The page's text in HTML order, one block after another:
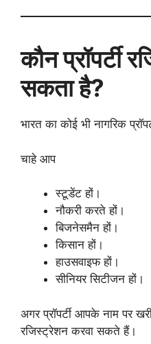
कौन प्रॉपर्टी
सकता है?
भारत का कोई भी नागरिक
चाहे आप
स्टूडेंट हों।
नौकरी करते हों।
बिजनेसमैन हों।
किसान हों।
हाउसवाइफ हों।
सीनियर सिटीजन हों।
अगर प्रॉपर्टी आपके नाम पर
रजिस्ट्रेशन करवा सकते हैं।